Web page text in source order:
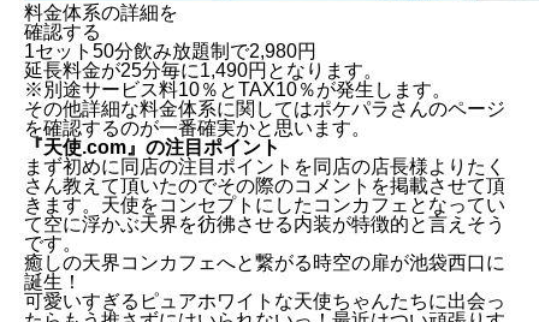
料金体系の詳細を
確認する
1セット50分飲み放題制で2,980円
延長料金が25分毎に1,490円となります。
※別途サービス料10％とTAX10％が発生します。
その他詳細な料金体系に関してはポケパラさんのページ
を確認するのが一番確実かと思います。
『天使.com』の注目ポイント
まず初めに同店の注目ポイントを同店の店長様よりたく
さん教えて頂いたのでその際のコメントを掲載させて頂
きます。天使をコンセプトにしたコンカフェとなってい
て空に浮かぶ天界を彷彿させる内装が特徴的と言えそう
です。
癒しの天界コンカフェへと繋がる時空の扉が池袋西口に
誕生！
可愛いすぎるピュアホワイトな天使ちゃんたちに出会っ